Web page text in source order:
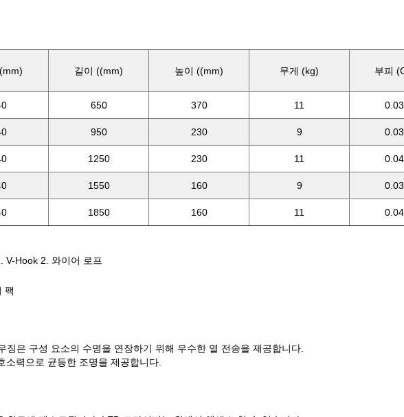
길이 ((mm) 높이 ((mm) 무게 (kg) 부피
650 370 11
950 230 9
1250 230 11
1550 160 9
1850 160 11
V-Hook 2. 와이어 로프
팩
은 구성 요소의 수명을 연장하기 위해 우수한 열 전송을 제공합니다.
력으로 균등한 조명을 제공합니다.